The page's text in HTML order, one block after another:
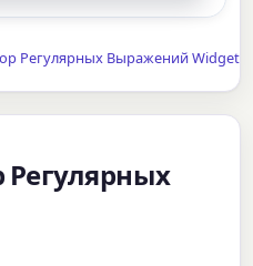
Регулярных Выражений Widget
Регулярных